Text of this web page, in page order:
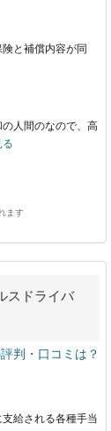
と補償内容が同
人間のなので、高
る
ます
スドライバ
判・口コミは？
給される各種手当